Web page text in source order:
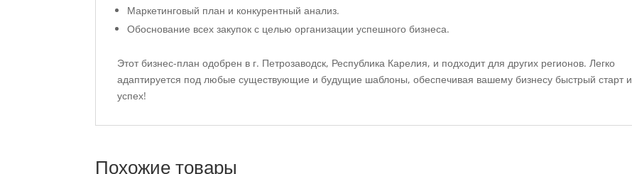
Маркетинговый план и конкурентный анализ.
Обоснование всех закупок с целью организации успешного бизнеса.
Этот бизнес-план одобрен в г. Петрозаводск, Республика Карелия, и подходит для других регионов. Легко
адаптируется под любые существующие и будущие шаблоны, обеспечивая вашему бизнесу быстрый старт и
успех!
Похожие товары